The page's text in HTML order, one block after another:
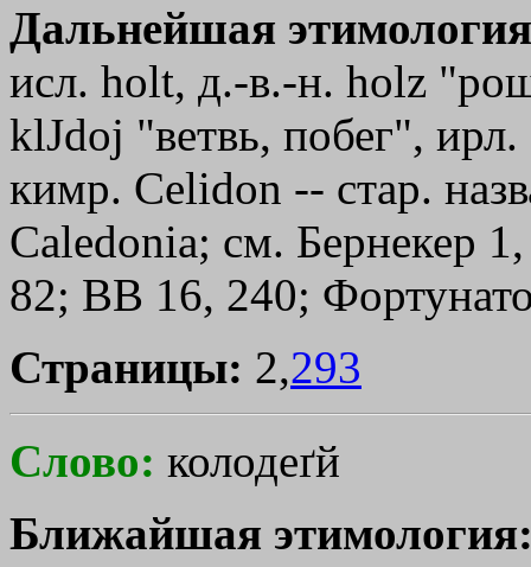
Дальнейшая
исл. holt, д.-в.-н. holz
klЈdoj "ветвь, побег",
кимр. Сеlidоn -- стар.
Саlеdоniа; см. Бернекер
82; ВВ 16, 240;
Страницы: 2,293
Слово: колодеґй
Ближайшая